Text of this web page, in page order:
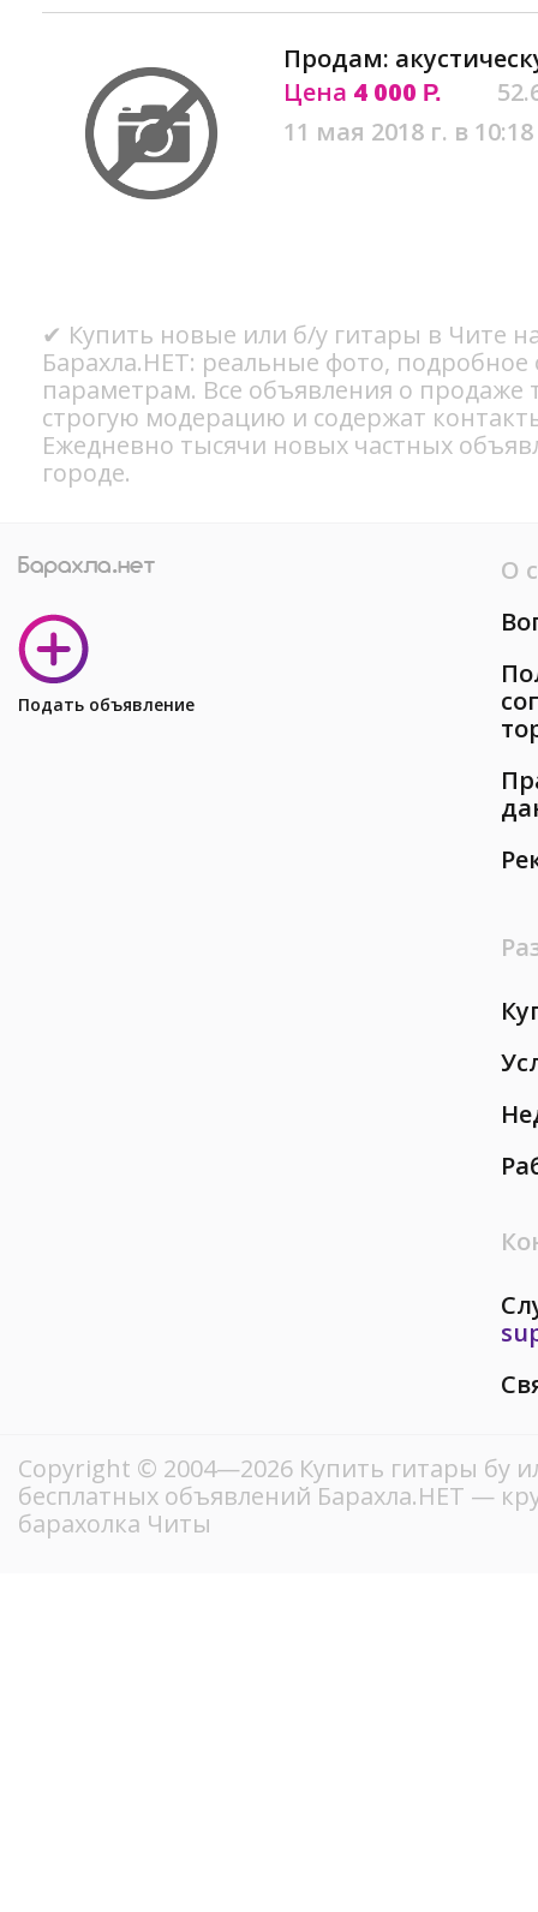
Продам:
Цена 4 000 Р.
11 мая 2018 г. в 10:18
✔ Купить новые или б/у гитары в Чите
Барахла.НЕТ: реальные фото,
параметрам. Все объявления о продаже
строгую модерацию и содержат
Ежедневно тысячи новых частных
городе.
Подать объявление
О
Copyright © 2004—2026 Купить гитары бу
бесплатных объявлений Барахла.НЕТ —
барахолка Читы